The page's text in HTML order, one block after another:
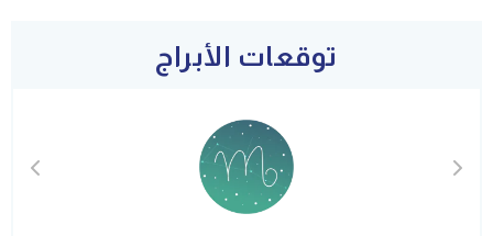
توقعات الأبراج